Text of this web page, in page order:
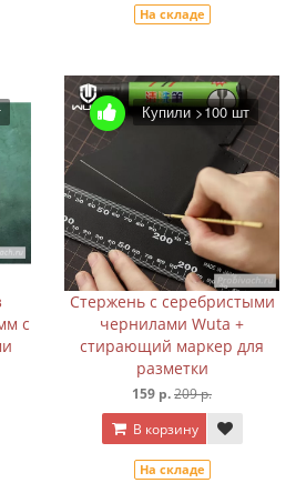
На складе
с
Купили >100 шт
Стержень с серебристыми
чернилами Wuta +
стирающий маркер для
разметки
159 р.209 р.
В корзину
На складе